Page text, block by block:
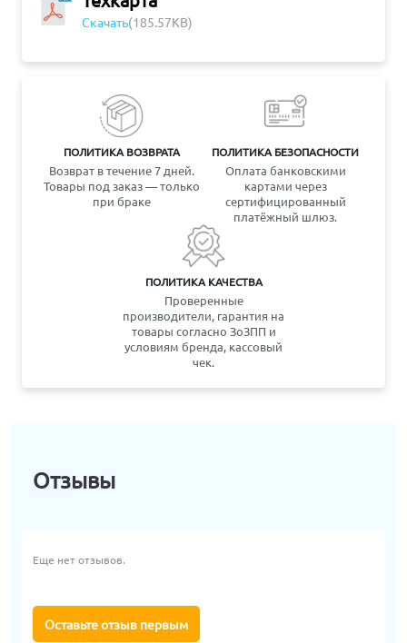
Скачать(185.57KB)
ПОЛИТИКА ВОЗВРАТА
Возврат в течение 7 дней.
Товары под заказ — только
при браке
ПОЛИТИКА БЕЗОПАСНОСТИ
Оплата банковскими
картами через
сертифицированный
платёжный шлюз.
ПОЛИТИКА КАЧЕСТВА
Проверенные
производители, гарантия на
товары согласно ЗоЗПП и
условиям бренда, кассовый
чек.
Отзывы
Еще нет отзывов.
Оставьте отзыв первым